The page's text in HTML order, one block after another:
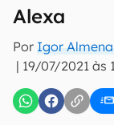
Alexa
Por Igor
| 19/07/2021 às
Confirmo
Uso e